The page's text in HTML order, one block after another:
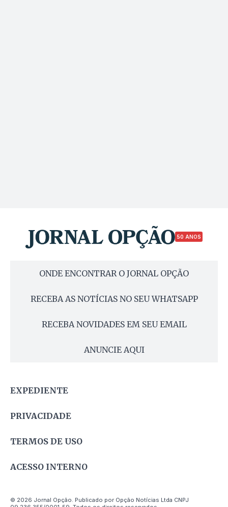
50 ANOS
ONDE ENCONTRAR O JORNAL OPÇÃO
RECEBA AS NOTÍCIAS NO SEU WHATSAPP
RECEBA NOVIDADES EM SEU EMAIL
ANUNCIE AQUI
EXPEDIENTE
PRIVACIDADE
TERMOS DE USO
ACESSO INTERNO
© 2026 Jornal Opção. Publicado por Opção Notícias Ltda CNPJ